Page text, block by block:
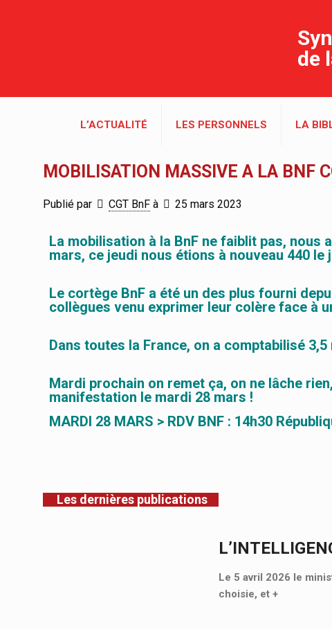
de
L’ACTUALITÉ LES PERSONNELS LA
MOBILISATION MASSIVE A LA BNF
Publié par CGT BnF à 25 mars 2023
La mobilisation à la BnF ne faiblit pas, nous
mars, ce jeudi nous étions à nouveau 440 le
Le cortège BnF a été un des plus fourni
collègues venu exprimer leur colère face à
Dans toutes la France, on a comptabilisé
Mardi prochain on remet ça, on ne lâche
manifestation le mardi 28 mars !
MARDI 28 MARS > RDV BNF : 14h30
Les dernières publications
Le 5 avril 2026 le
choisie, et +